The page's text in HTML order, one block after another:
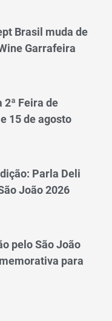
Brasil muda de
Garrafeira
2ª Feira de
15 de agosto
Parla Deli
João 2026
pelo São João
para